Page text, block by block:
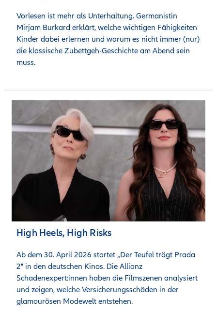
Vorlesen ist mehr als Unterhaltung. Germanistin
Mirjam Burkard erklärt, welche wichtigen Fähigkeiten
Kinder dabei erlernen und warum es nicht immer (nur)
die klassische Zubettgeh-Geschichte am Abend sein
muss.
High Heels, High Risks
Ab dem 30. April 2026 startet „Der Teufel trägt Prada
2" in den deutschen Kinos. Die Allianz
Schadenexpert:innen haben die Filmszenen analysiert
und zeigen, welche Versicherungsschäden in der
glamourösen Modewelt entstehen.